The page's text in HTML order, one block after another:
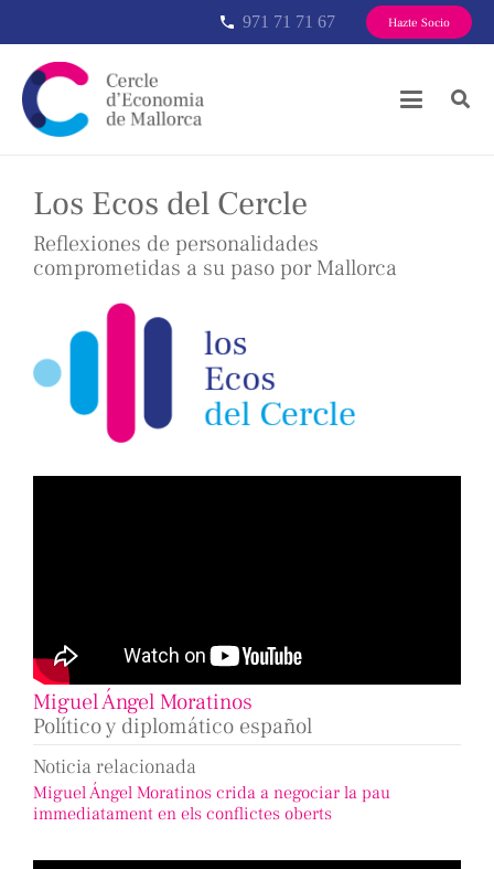
phone 971 71 71 67 Hazte Socio
Los Ecos del Cercle
Reflexiones de personalidades
comprometidas a su paso por Mallorca
Miguel Ángel Moratinos
Político y diplomático español
Noticia relacionada
Miguel Ángel Moratinos crida a negociar la pau
immediatament en els conflictes oberts